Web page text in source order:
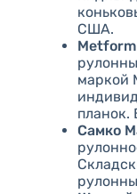
США.
маркой
планок.
Самко